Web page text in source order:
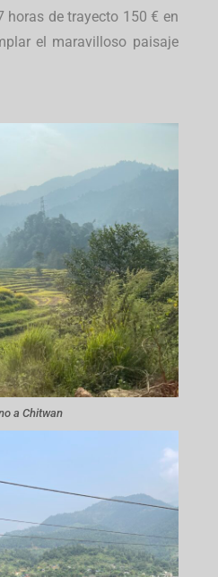
horas de trayecto 150 € en
el maravilloso paisaje
a Chitwan